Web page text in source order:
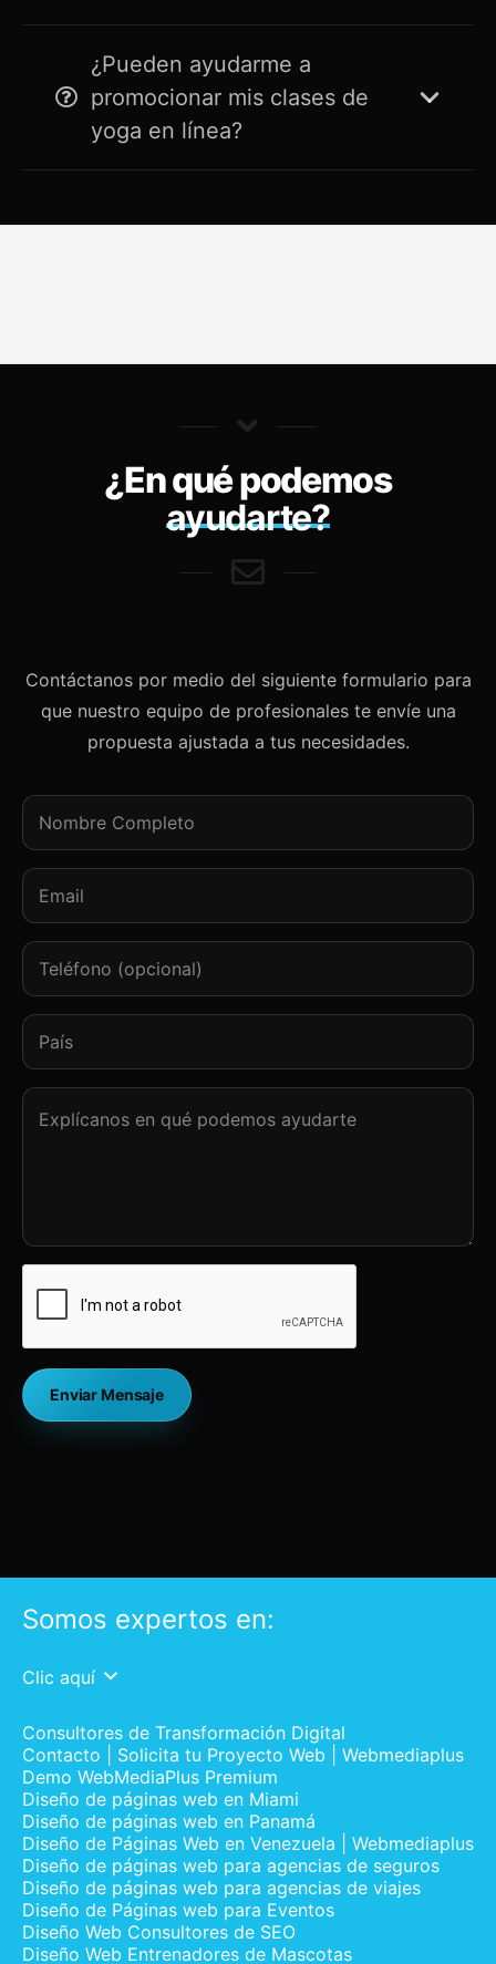
¿Pueden ayudarme a
promocionar mis clases de
yoga en línea?
¿En qué podemos
ayudarte?
Contáctanos por medio del siguiente formulario para
que nuestro equipo de profesionales te envíe una
propuesta ajustada a tus necesidades.
Somos expertos en:
Clic aquí
Consultores de Transformación Digital
Contacto | Solicita tu Proyecto Web | Webmediaplus
Demo WebMediaPlus Premium
Diseño de páginas web en Miami
Diseño de páginas web en Panamá
Diseño de Páginas Web en Venezuela | Webmediaplus
Diseño de páginas web para agencias de seguros
Diseño de páginas web para agencias de viajes
Diseño de Páginas web para Eventos
Diseño Web Consultores de SEO
Diseño Web Entrenadores de Mascotas